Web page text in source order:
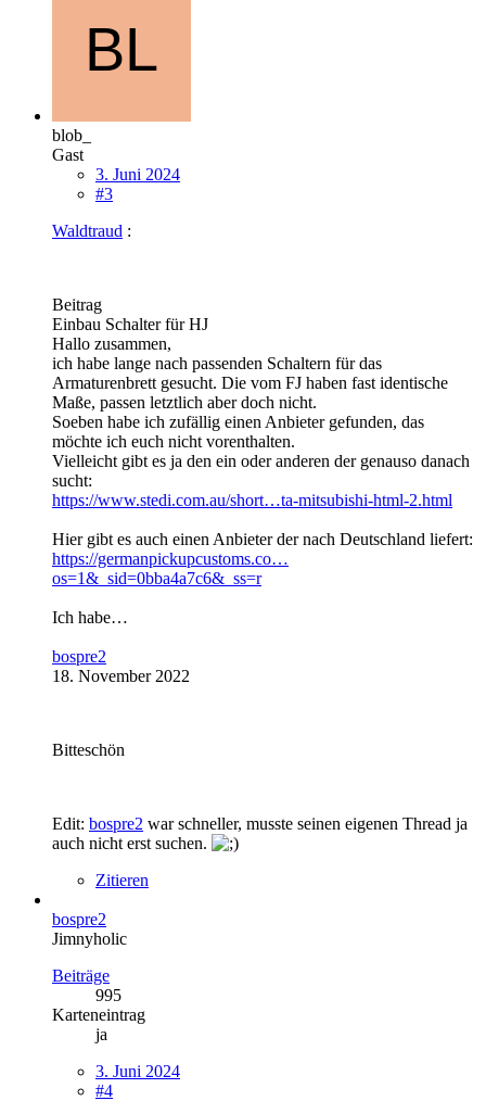
blob_
Gast
3. Juni 2024
#3
Waldtraud :
Beitrag
Einbau Schalter für HJ
Hallo zusammen,
ich habe lange nach passenden Schaltern für das
Armaturenbrett gesucht. Die vom FJ haben fast identische
Maße, passen letztlich aber doch nicht.
Soeben habe ich zufällig einen Anbieter gefunden, das
möchte ich euch nicht vorenthalten.
Vielleicht gibt es ja den ein oder anderen der genauso danach
sucht:
https://www.stedi.com.au/short…ta-mitsubishi-html-2.html
Hier gibt es auch einen Anbieter der nach Deutschland liefert:
https://germanpickupcustoms.co…
os=1&_sid=0bba4a7c6&_ss=r
Ich habe…
bospre2
18. November 2022
Bitteschön
Edit: bospre2 war schneller, musste seinen eigenen Thread ja
auch nicht erst suchen.
Zitieren
bospre2
Jimnyholic
Beiträge
995
Karteneintrag
ja
3. Juni 2024
#4